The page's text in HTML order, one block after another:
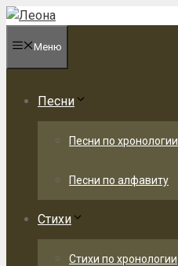
Перейти
содержимому
Меню
Песни
Песни по хронологии
Песни по алфавиту
Стихи
Стихи по хронологии